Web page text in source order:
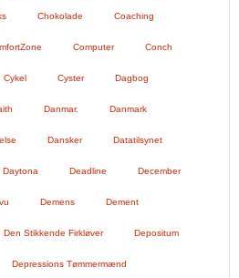
Chokolade Coaching
Computer Conch
Cykel Cyster Dagbog
Danmar. Danmark
Dansker Datatilsynet
Daytona Deadline December
Demens Dement
Den Stikkende Firkløver Depositum
Depressions Tømmermænd